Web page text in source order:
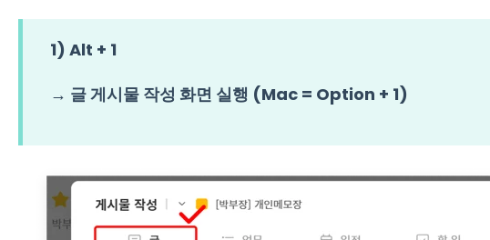
1) Alt + 1
→ 글 게시물 작성 화면 실행 (Mac = Option + 1)